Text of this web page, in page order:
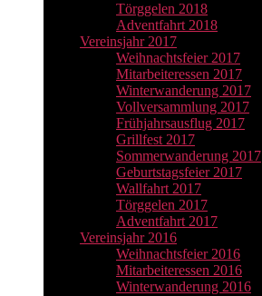
Törggelen 2018
Adventfahrt 2018
Vereinsjahr 2017
Weihnachtsfeier 2017
Mitarbeiteressen 2017
Winterwanderung 2017
Vollversammlung 2017
Frühjahrsausflug 2017
Grillfest 2017
Sommerwanderung 2017
Geburtstagsfeier 2017
Wallfahrt 2017
Törggelen 2017
Adventfahrt 2017
Vereinsjahr 2016
Weihnachtsfeier 2016
Mitarbeiteressen 2016
Winterwanderung 2016